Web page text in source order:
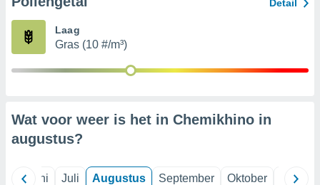
partners
Detail
Laag
Gras (10 #/m³)
Wat voor weer is het in Chemikhino in
augustus?
Juni Juli Augustus September Oktober